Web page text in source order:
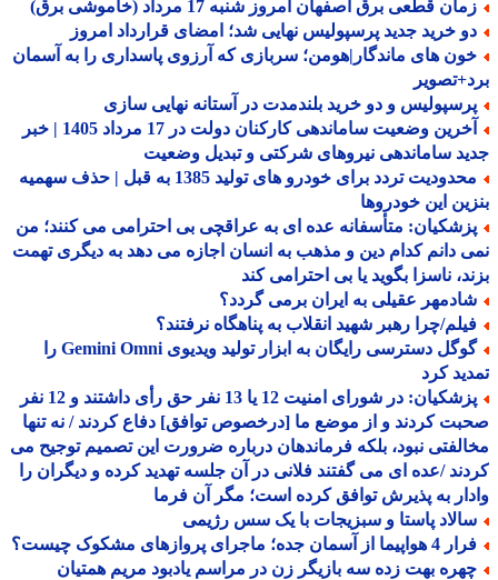
قطعی برق اصفهان امروز شنبه 17 مرداد (خاموشی برق)
خرید جدید پرسپولیس نهایی شد؛ امضای قرارداد امروز
های ماندگار|هومن؛ سربازی که آرزوی پاسداری را به آسمان
و دو خرید بلندمدت در آستانه نهایی سازی
آخرین وضعیت ساماندهی کارکنان دولت در 17 مرداد 1405 | خبر
ساماندهی نیروهای شرکتی و تبدیل وضعیت
محدودیت تردد برای خودرو های تولید 1385 به قبل | حذف سهمیه
این خودروها
متأسفانه عده ای به عراقچی بی احترامی می کنند؛ من
دانم کدام دین و مذهب به انسان اجازه می دهد به دیگری تهمت
ناسزا بگوید یا بی احترامی کند
عقیلی به ایران برمی گردد؟
چرا رهبر شهید انقلاب به پناهگاه نرفتند؟
گوگل دسترسی رایگان به ابزار تولید ویدیوی Gemini Omni را
کرد
پزشکیان: در شورای امنیت 12 یا 13 نفر حق رأی داشتند و 12 نفر
کردند و از موضع ما [درخصوص توافق] دفاع کردند / نه تنها
نبود، بلکه فرماندهان درباره ضرورت این تصمیم توجیح می
/عده ای می گفتند فلانی در آن جلسه تهدید کرده و دیگران را
به پذیرش توافق کرده است؛ مگر آن فرما
پاستا و سبزیجات با یک سس رژیمی
از آسمان جده؛ ماجرای پروازهای مشکوک چیست؟
بهت زده سه بازیگر زن در مراسم یادبود مریم همتیان